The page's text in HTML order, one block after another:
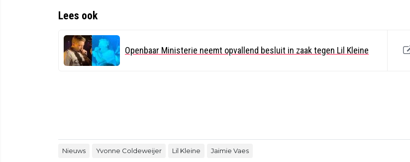
Lees ook
Openbaar Ministerie neemt opvallend besluit in zaak tegen Lil Kleine
Nieuws Yvonne Coldeweijer Lil Kleine Jaimie Vaes